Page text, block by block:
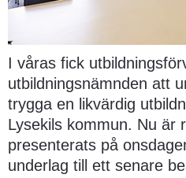
I våras fick
utbildningsnämnden att
trygga en likvärdig
Lysekils kommun. Nu är
presenterats på
underlag till ett senare